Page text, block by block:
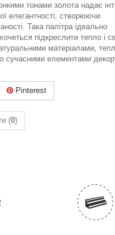
тонами золота надає
елегантності, створюючи
Така палітра ідеально
підкреслити тепло і
матеріалами,
сучасними елементами
Pinterest
(0)